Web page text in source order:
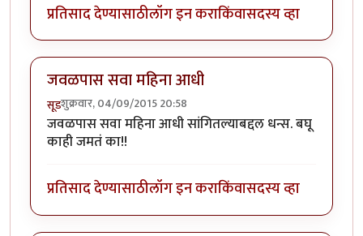
प्रतिसाद देण्यासाठीलॉग इन कराकिंवासदस्य व्हा
जवळपास सवा महिना आधी
सूडशुक्रवार, 04/09/2015 20:58
जवळपास सवा महिना आधी सांगितल्याबद्दल धन्स. बघू
काही जमतं का!!
प्रतिसाद देण्यासाठीलॉग इन कराकिंवासदस्य व्हा